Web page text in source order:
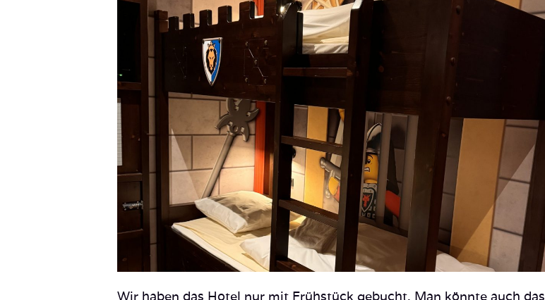
Wir haben das Hotel nur mit Frühstück gebucht. Man könnte auch das